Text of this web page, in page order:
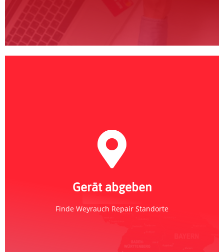
Gerät abgeben
Finde Weyrauch Repair Standorte
Weyrauch Repair
Abgabe-Standort finden
Standorte